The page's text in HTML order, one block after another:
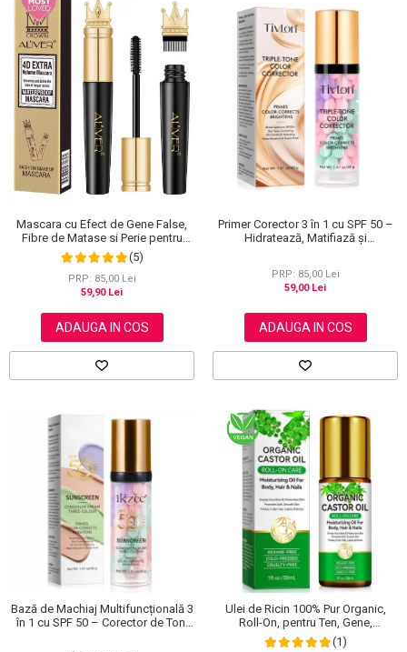
Mascara cu Efect de Gene False,
Fibre de Matase si Perie pentru
Curbare, Aliver 4D Extra Volume,
Waterproof, Negru,10 g
(5)
PRP: 85,00 Lei
59,90 Lei
ADAUGA IN COS
Primer Corector 3 în 1 cu SPF 50 –
Hidratează, Matifiază și
PRP: 85,00 Lei
59,00 Lei
ADAUGA IN COS
Bază de Machiaj Multifuncțională 3
în 1 cu SPF 50 – Corector de Ton,
Ulei de Ricin 100% Pur Organic,
Roll-On, pentru Ten, Gene,
Sprancene, Unghii, 30 ml
(1)